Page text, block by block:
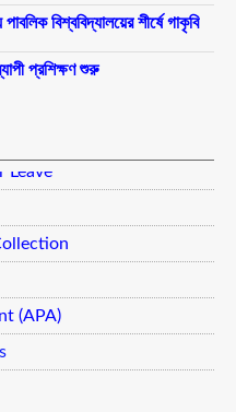
বিশ্ববিদ্যালয়ের শীর্ষে গাকৃবি
প্রশিক্ষণ শুরু
Leave
(APA)